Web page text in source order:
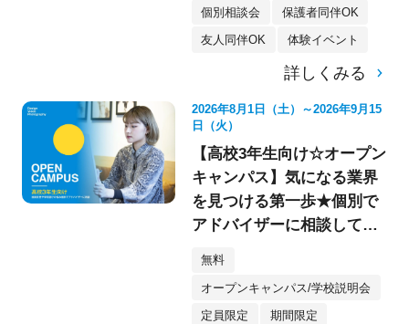
個別相談会 保護者同伴OK
友人同伴OK 体験イベント
詳しくみる
2026年8月1日（土）～2026年9月15
日（火）
【高校3年生向け☆オープン
キャンパス】気になる業界
を見つける第一歩★個別で
アドバイザーに相談してみ
無料
オープンキャンパス/学校説明会
定員限定 期間限定